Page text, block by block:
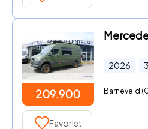
209.900
2026
Barneveld
Favoriet